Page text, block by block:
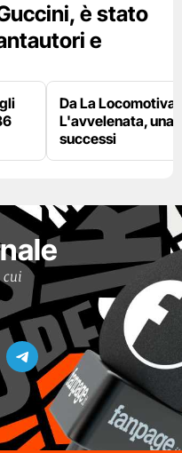
è stato
e
Da La Locomotiva
L'avvelenata, una
successi
cui